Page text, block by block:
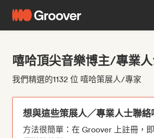
嘻哈頂尖音樂博主/專業
我們精選的1132 位 嘻哈策展人/專家
想與這些策展人／專業人士聯絡
方法很簡單：在 Groover 上註冊，